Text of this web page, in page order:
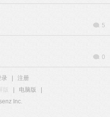
5
0
录
注册
版 电脑版
Inc.